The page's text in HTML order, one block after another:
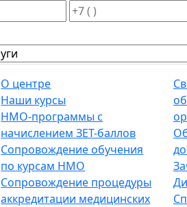
О центре
Наши курсы
НМО-программы с
начислением ЗЕТ-баллов
Сопровождение обучения
по курсам НМО
Сопровождение процедуры
аккредитации медицинских